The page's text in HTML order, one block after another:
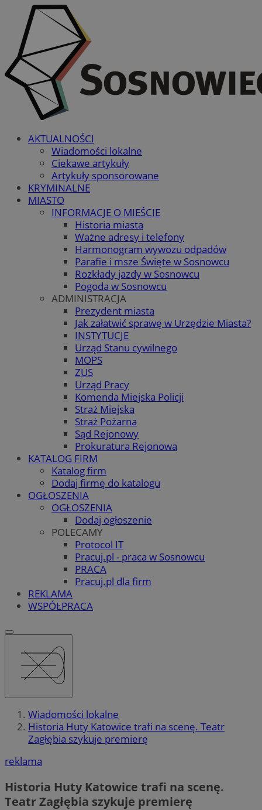
AKTUALNOŚCI
Wiadomości lokalne
Ciekawe artykuły
Artykuły sponsorowane
KRYMINALNE
MIASTO
INFORMACJE O MIEŚCIE
Historia miasta
Ważne adresy i telefony
Harmonogram wywozu odpadów
Parafie i msze Święte w Sosnowcu
Rozkłady jazdy w Sosnowcu
Pogoda w Sosnowcu
ADMINISTRACJA
Prezydent miasta
Jak załatwić sprawę w Urzędzie Miasta?
INSTYTUCJE
Urząd Stanu cywilnego
MOPS
ZUS
Urząd Pracy
Komenda Miejska Policji
Straż Miejska
Straż Pożarna
Sąd Rejonowy
Prokuratura Rejonowa
KATALOG FIRM
Katalog firm
Dodaj firmę do katalogu
OGŁOSZENIA
OGŁOSZENIA
Dodaj ogłoszenie
POLECAMY
Protocol IT
Pracuj.pl - praca w Sosnowcu
PRACA
Pracuj.pl dla firm
REKLAMA
WSPÓŁPRACA
Wiadomości lokalne
Historia Huty Katowice trafi na scenę. Teatr
Zagłębia szykuje premierę
reklama
Historia Huty Katowice trafi na scenę.
Teatr Zagłębia szykuje premierę